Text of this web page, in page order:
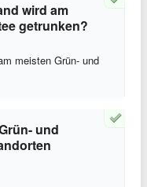
wird am
getrunken?
meisten Grün- und
und